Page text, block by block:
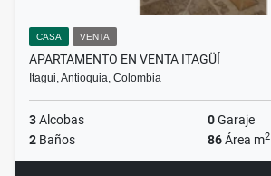
CASA VENTA
APARTAMENTO EN VENTA ITAGÜÍ
Itagui, Antioquia, Colombia
3Alcobas 0Garaje
2 Baños 86Área m2